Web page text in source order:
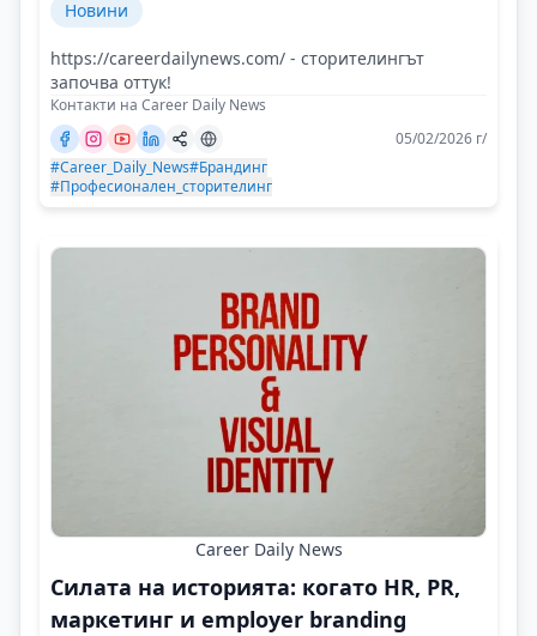
Новини
https://careerdailynews.com/ - сторителингът
започва оттук!
Контакти на Career Daily News
05/02/2026 г/
#Career_Daily_News#Брандинг
#Професионален_сторителинг
Career Daily News
Силата на историята: когато HR, PR,
маркетинг и employer branding